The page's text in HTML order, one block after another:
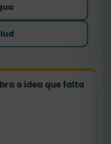
o idea que falta